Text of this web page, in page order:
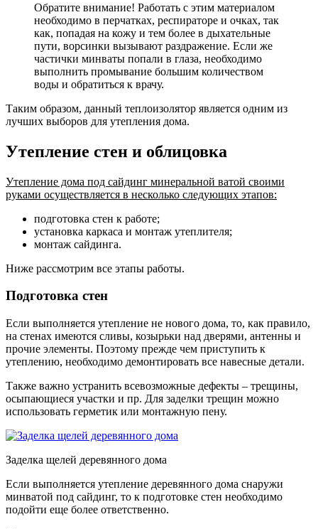
Обратите внимание! Работать с этим материалом
необходимо в перчатках, респираторе и очках, так
как, попадая на кожу и тем более в дыхательные
пути, ворсинки вызывают раздражение. Если же
частички минваты попали в глаза, необходимо
выполнить промывание большим количеством
воды и обратиться к врачу.
Таким образом, данный теплоизолятор является одним из
лучших выборов для утепления дома.
Утепление стен и облицовка
Утепление дома под сайдинг минеральной ватой своими
руками осуществляется в несколько следующих этапов:
подготовка стен к работе;
установка каркаса и монтаж утеплителя;
монтаж сайдинга.
Ниже рассмотрим все этапы работы.
Подготовка стен
Если выполняется утепление не нового дома, то, как правило,
на стенах имеются сливы, козырьки над дверями, антенны и
прочие элементы. Поэтому прежде чем приступить к
утеплению, необходимо демонтировать все навесные детали.
Также важно устранить всевозможные дефекты – трещины,
осыпающиеся участки и пр. Для заделки трещин можно
использовать герметик или монтажную пену.
Заделка щелей деревянного дома
Если выполняется утепление деревянного дома снаружи
минватой под сайдинг, то к подготовке стен необходимо
подойти еще более ответственно.